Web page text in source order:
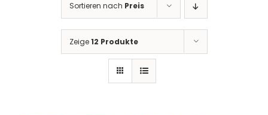
Sortieren nach Preis
Zeige12 Produkte